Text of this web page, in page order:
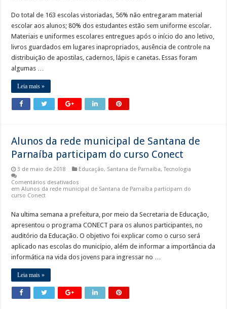
Do total de 163 escolas vistoriadas, 56% não entregaram material
escolar aos alunos; 80% dos estudantes estão sem uniforme escolar.
Materiais e uniformes escolares entregues após o início do ano letivo,
livros guardados em lugares inapropriados, ausência de controle na
distribuição de apostilas, cadernos, lápis e canetas. Essas foram
algumas …
Leia mais »
Alunos da rede municipal de Santana de
Parnaíba participam do curso Conect
3 de maio de 2018 Educação, Santana de Parnaíba,Tecnologia
Comentários desativados
em Alunos da rede municipal de Santana de Parnaíba participam do
curso Conect
Na ultima semana a prefeitura, por meio da Secretaria de Educação,
apresentou o programa CONECT para os alunos participantes, no
auditório da Educação. O objetivo foi explicar como o curso será
aplicado nas escolas do município, além de informar a importância da
informática na vida dos jovens para ingressar no …
Leia mais »